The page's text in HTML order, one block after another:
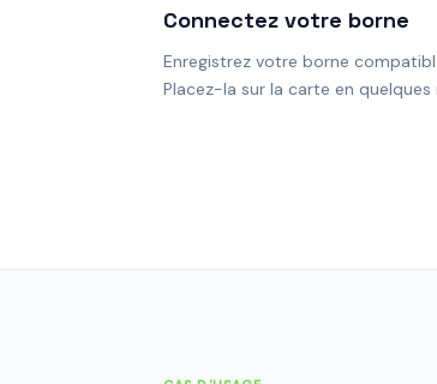
Connectez votre borne
Enregistrez votre borne
Placez-la sur la carte en quelques